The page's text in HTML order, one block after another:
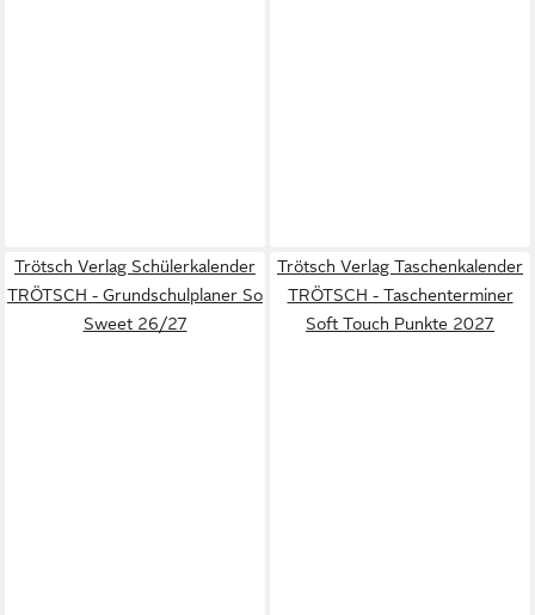
Trötsch Verlag Schülerkalender
TRÖTSCH - Grundschulplaner So
Sweet 26/27
Trötsch Verlag Taschenkalender
TRÖTSCH - Taschenterminer
Soft Touch Punkte 2027